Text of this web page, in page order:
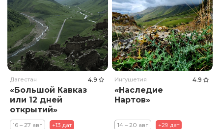
Дагестан 4.9
«Большой Кавказ
или 12 дней
открытий»
16 – 27 авг +13 дат
Ингушетия 4.9
«Наследие
Нартов»
14 – 20 авг +29 дат